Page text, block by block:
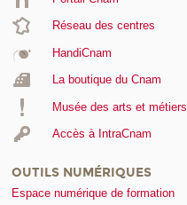
Réseau des centres
HandiCnam
La boutique du Cnam
Musée des arts et métiers
Accès à IntraCnam
OUTILS NUMÉRIQUES
Espace numérique de formation